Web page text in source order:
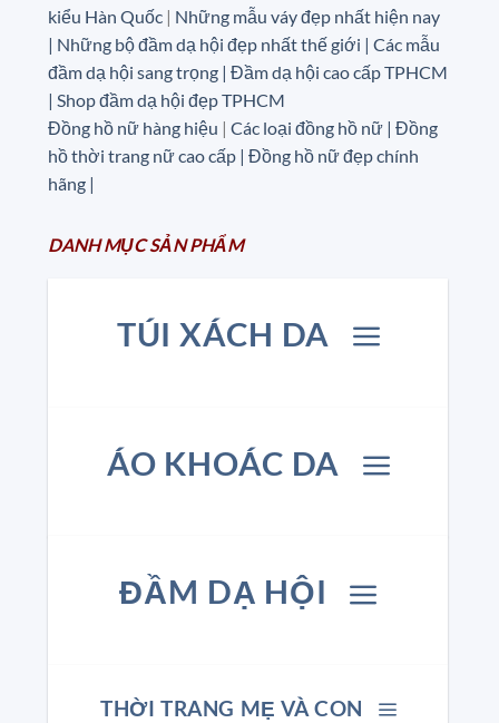
kiểu Hàn Quốc | Những mẫu váy đẹp nhất hiện nay
| Những bộ đầm dạ hội đẹp nhất thế giới | Các mẫu
đầm dạ hội sang trọng | Đầm dạ hội cao cấp TPHCM
| Shop đầm dạ hội đẹp TPHCM
Đồng hồ nữ hàng hiệu | Các loại đồng hồ nữ | Đồng
hồ thời trang nữ cao cấp | Đồng hồ nữ đẹp chính
hãng |
DANH MỤCSẢNPHẨM
TÚI XÁCH DA
ÁO KHOÁC DA
ĐẦM DẠ HỘI
THỜI TRANG MẸ VÀ CON